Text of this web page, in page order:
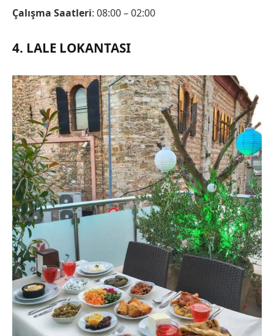
Çalışma Saatleri: 08:00 – 02:00
4. LALE LOKANTASI